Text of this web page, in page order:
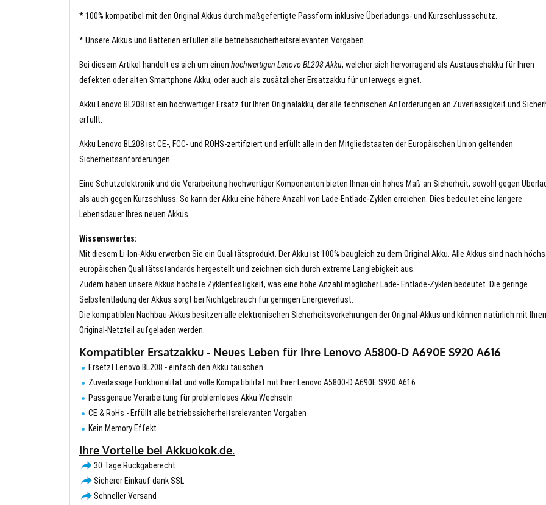
* 100% kompatibel mit den Original Akkus durch maßgefertigte Passform inklusive Überladungs- und Kurzschlussschutz.
* Unsere Akkus und Batterien erfüllen alle betriebssicherheitsrelevanten Vorgaben
Bei diesem Artikel handelt es sich um einen hochwertigen Lenovo BL208 Akku, welcher sich hervorragend als Austauschakku für Ihren
defekten oder alten Smartphone Akku, oder auch als zusätzlicher Ersatzakku für unterwegs eignet.
Akku Lenovo BL208 ist ein hochwertiger Ersatz für Ihren Originalakku, der alle technischen Anforderungen an Zuverlässigkeit und
erfüllt.
Akku Lenovo BL208 ist CE-, FCC- und ROHS-zertifiziert und erfüllt alle in den Mitgliedstaaten der Europäischen Union geltenden
Sicherheitsanforderungen.
Eine Schutzelektronik und die Verarbeitung hochwertiger Komponenten bieten Ihnen ein hohes Maß an Sicherheit, sowohl gegen
als auch gegen Kurzschluss. So kann der Akku eine höhere Anzahl von Lade-Entlade-Zyklen erreichen. Dies bedeutet eine längere
Lebensdauer Ihres neuen Akkus.
Wissenswertes:
Mit diesem Li-Ion-Akku erwerben Sie ein Qualitätsprodukt. Der Akku ist 100% baugleich zu dem Original Akku. Alle Akkus sind nach
europäischen Qualitätsstandards hergestellt und zeichnen sich durch extreme Langlebigkeit aus.
Zudem haben unsere Akkus höchste Zyklenfestigkeit, was eine hohe Anzahl möglicher Lade- Entlade-Zyklen bedeutet. Die geringe
Selbstentladung der Akkus sorgt bei Nichtgebrauch für geringen Energieverlust.
Die kompatiblen Nachbau-Akkus besitzen alle elektronischen Sicherheitsvorkehrungen der Original-Akkus und können natürlich mit
Original-Netzteil aufgeladen werden.
Kompatibler Ersatzakku - Neues Leben für Ihre Lenovo A5800-D A690E S920 A616
Ersetzt Lenovo BL208 - einfach den Akku tauschen
Zuverlässige Funktionalität und volle Kompatibilität mit Ihrer Lenovo A5800-D A690E S920 A616
Passgenaue Verarbeitung für problemloses Akku Wechseln
CE & RoHs - Erfüllt alle betriebssicherheitsrelevanten Vorgaben
Kein Memory Effekt
Ihre Vorteile bei Akkuokok.de.
30 Tage Rückgaberecht
Sicherer Einkauf dank SSL
Schneller Versand